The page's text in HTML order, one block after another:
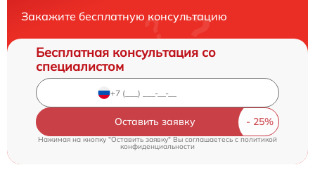
Закажите бесплатную консультацию
Бесплатная консультация со
специалистом
Оставить заявку
Нажимая на кнопку "Оставить заявку" Вы соглашаетесь c политикой
конфиденциальности